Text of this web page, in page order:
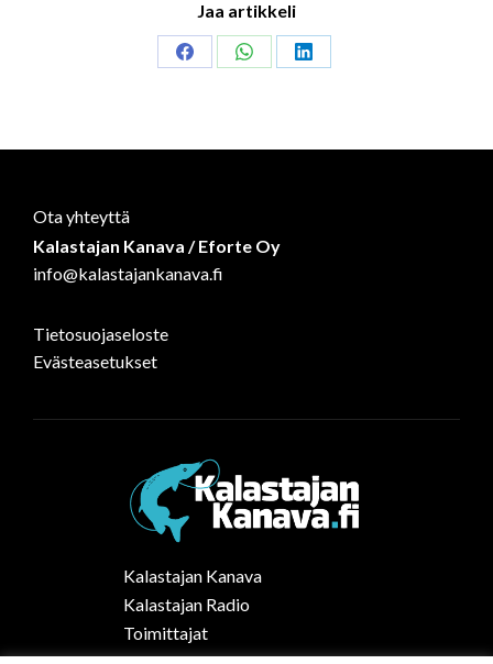
Jaa artikkeli
Share
Share
Share
Ota yhteyttä
Kalastajan Kanava / Eforte Oy
info@kalastajankanava.fi
Tietosuojaseloste
Evästeasetukset
Kalastajan Kanava
Kalastajan Radio
Toimittajat